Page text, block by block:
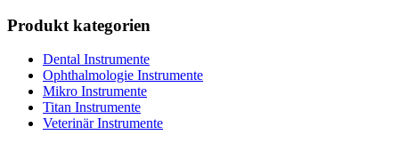
Produkt kategorien
Dental Instrumente
Ophthalmologie Instrumente
Mikro Instrumente
Titan Instrumente
Veterinär Instrumente